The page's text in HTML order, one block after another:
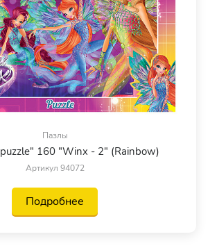
Пазлы
160 "Winx - 2" (Rainbow)
Артикул 94072
Подробнее